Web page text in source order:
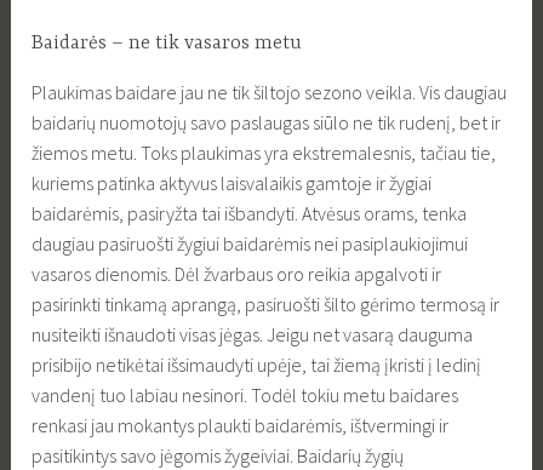
Baidarės – ne tik vasaros metu
Plaukimas baidare jau ne tik šiltojo sezono veikla. Vis daugiau
baidarių nuomotojų savo paslaugas siūlo ne tik rudenį, bet ir
žiemos metu. Toks plaukimas yra ekstremalesnis, tačiau tie,
kuriems patinka aktyvus laisvalaikis gamtoje ir žygiai
baidarėmis, pasiryžta tai išbandyti. Atvėsus orams, tenka
daugiau pasiruošti žygiui baidarėmis nei pasiplaukiojimui
vasaros dienomis. Dėl žvarbaus oro reikia apgalvoti ir
pasirinkti tinkamą aprangą, pasiruošti šilto gėrimo termosą ir
nusiteikti išnaudoti visas jėgas. Jeigu net vasarą dauguma
prisibijo netikėtai išsimaudyti upėje, tai žiemą įkristi į ledinį
vandenį tuo labiau nesinori. Todėl tokiu metu baidares
renkasi jau mokantys plaukti baidarėmis, ištvermingi ir
pasitikintys savo jėgomis žygeiviai. Baidarių žygių